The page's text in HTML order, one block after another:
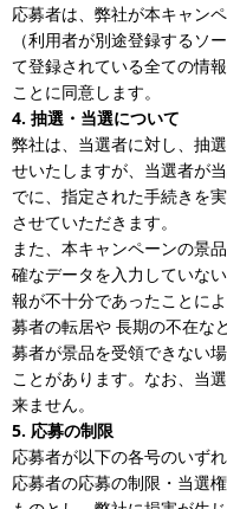
応募者は、弊社が本キャン
（利用者が別途登録するソ
て登録されている全ての情
ことに同意します。
4. 抽選・当選について
弊社は、当選者に対し、抽
せいたしますが、当選者が
でに、指定された手続きを
させていただきます。
また、本キャンペーンの景
確なデータを入力していな
報が不十分であったことに
募者の転居や 長期の不在な
募者が景品を受領できない
ことがあります。なお、当
来ません。
5. 応募の制限
応募者が以下の各号のいず
応募者の応募の制限・当選